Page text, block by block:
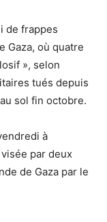
de frappes
Gaza, où quatre
», selon
tués depuis
sol fin octobre.
à
par deux
de Gaza par le